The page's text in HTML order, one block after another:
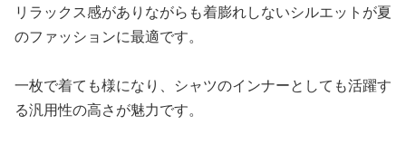
リラックス感がありながらも着膨れしないシルエットが夏
のファッションに最適です。
一枚で着ても様になり、シャツのインナーとしても活躍す
る汎用性の高さが魅力です。